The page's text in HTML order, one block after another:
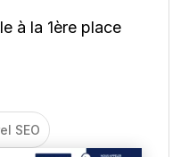
à la 1ère place
SEO